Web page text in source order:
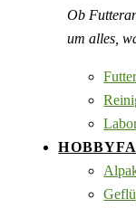
Ob
um alles,